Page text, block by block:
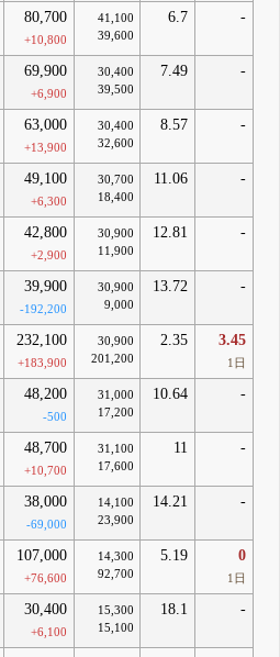
80,700
+10,800
41,100
39,600
6.7 -
69,900
+6,900
30,400
39,500
7.49 -
63,000
+13,900
30,400
32,600
8.57 -
49,100
+6,300
30,700
18,400
11.06 -
42,800
+2,900
30,900
11,900
12.81 -
39,900
-192,200
30,900
9,000
13.72 -
232,100
+183,900
30,900
201,200
2.35 3.45
1日
48,200
-500
31,000
17,200
10.64 -
48,700
+10,700
31,100
17,600
11 -
38,000
-69,000
14,100
23,900
14.21 -
107,000
+76,600
14,300
92,700
5.19 0
1日
30,400
+6,100
15,300
15,100
18.1 -